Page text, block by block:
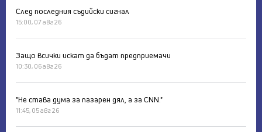
След последния съдийски сигнал
15:00, 07 авг 26
Защо всички искат да бъдат предприемачи
10:30, 06 авг 26
"Не става дума за пазарен дял, а за CNN."
11:45, 05 авг 26